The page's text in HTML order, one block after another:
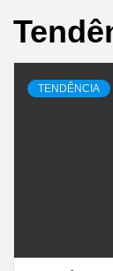
TENDÊNCIA